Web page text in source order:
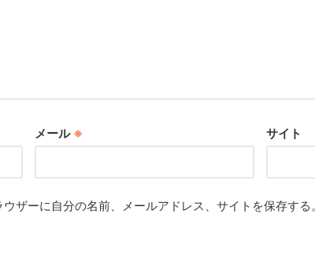
メール ※ サイト
ザーに自分の名前、メールアドレス、サイトを保存する